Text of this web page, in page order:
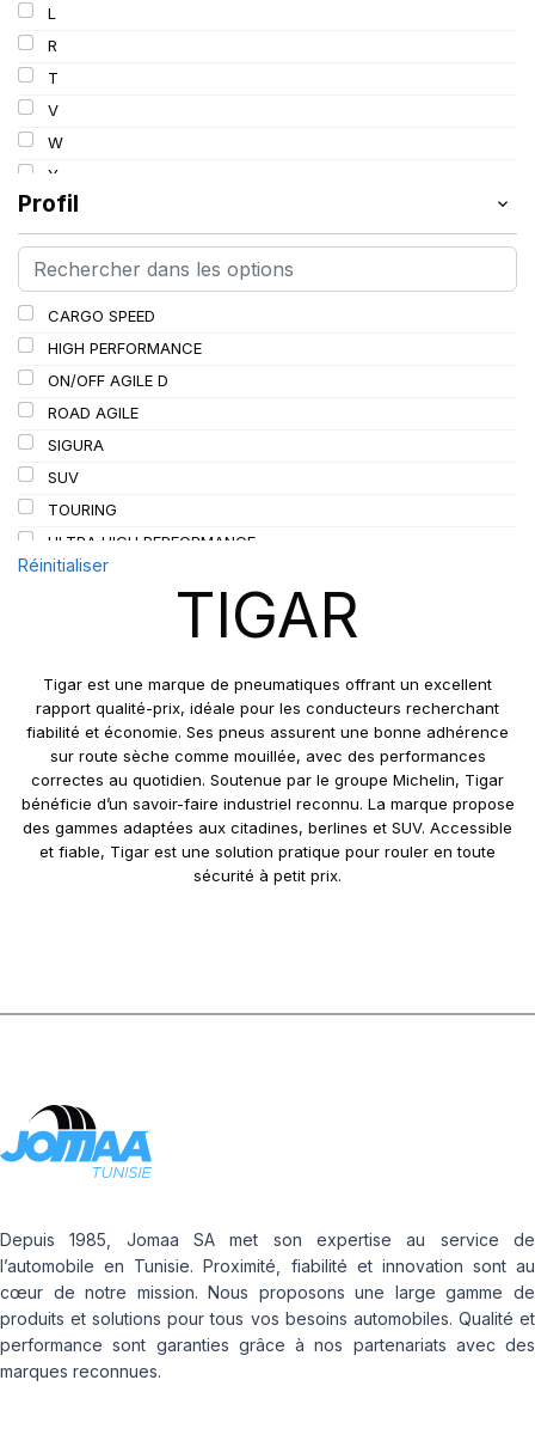
L
R
T
V
W
Y
Profil
CARGO SPEED
HIGH PERFORMANCE
ON/OFF AGILE D
ROAD AGILE
SIGURA
SUV
TOURING
ULTRA HIGH PERFORMANCE
Réinitialiser
TIGAR
Tigar est une marque de pneumatiques offrant un excellent
rapport qualité-prix, idéale pour les conducteurs recherchant
fiabilité et économie. Ses pneus assurent une bonne adhérence
sur route sèche comme mouillée, avec des performances
correctes au quotidien. Soutenue par le groupe Michelin, Tigar
bénéficie d’un savoir-faire industriel reconnu. La marque propose
des gammes adaptées aux citadines, berlines et SUV. Accessible
et fiable, Tigar est une solution pratique pour rouler en toute
sécurité à petit prix.
Depuis 1985, Jomaa SA met son expertise au service de
l’automobile en Tunisie. Proximité, fiabilité et innovation sont au
cœur de notre mission. Nous proposons une large gamme de
produits et solutions pour tous vos besoins automobiles. Qualité et
performance sont garanties grâce à nos partenariats avec des
marques reconnues.